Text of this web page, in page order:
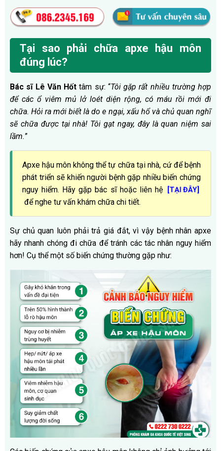
Tại sao phải chữa apxe hậu môn
đúng lúc?
Bác sĩ Lê Văn Hốt tâm sự: “Tôi gặp rất nhiều trường hợp
để các ổ viêm mủ lở loét diện rộng, có máu rồi mới đi
chữa. Hỏi ra mới biết là do e ngại, xấu hổ và chủ quan nghĩ
sẽ chữa được tại nhà! Tôi gạt ngay, đây là quan niệm sai
lầm.”
Apxe hậu môn không thể tự chữa tại nhà, cứ để bệnh
phát triển sẽ khiến người bệnh gặp nhiều biến chứng
nguy hiểm. Hãy gặp bác sĩ hoặc liên hệ
[TẠI ĐÂY]
để nghe tư vấn khám chữa chi tiết.
Sự chủ quan luôn phải trả giá đắt, vì vậy bệnh nhân apxe
hãy nhanh chóng đi chữa để tránh các tác nhân nguy hiểm
hơn! Cụ thể một số biến chứng thường gặp như: